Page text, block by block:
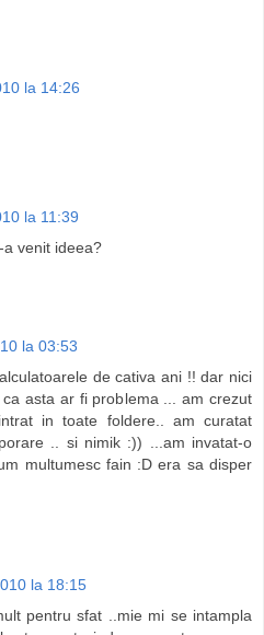
la 14:26
la 11:39
venit ideea?
la 03:53
de cativa ani !! dar nici
asta ar fi problema ... am crezut
in toate foldere.. am curatat
.. si nimik :)) ...am invatat-o
multumesc fain :D era sa disper
la 18:15
pentru sfat ..mie mi se intampla